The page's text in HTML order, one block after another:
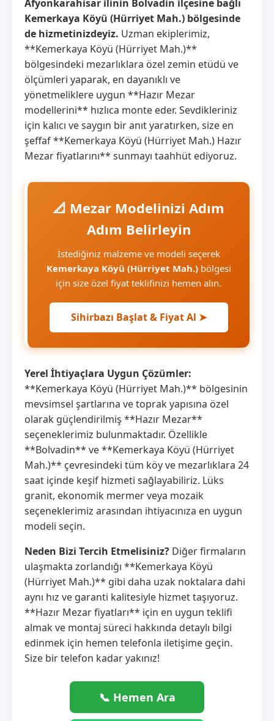
Afyonkarahisar ilinin Bolvadin ilçesine bağlı
Kemerkaya Köyü (Hürriyet Mah.) bölgesinde
de hizmetinizdeyiz. Uzman ekiplerimiz,
**Kemerkaya Köyü (Hürriyet Mah.)**
bölgesindeki mezarlıklara özel zemin etüdü ve
ölçümleri yaparak, en dayanıklı ve
yönetmeliklere uygun **Hazır Mezar
modellerini** hızlıca monte eder. Sevdikleriniz
için kalıcı ve saygın bir anıt yaratırken, size en
şeffaf **Kemerkaya Köyü (Hürriyet Mah.) Hazır
Mezar fiyatlarını** sunmayı taahhüt ediyoruz.
📐 Mezar Modelinizi Adım
Adım Belirleyin
İstediğiniz malzeme ve modeli seçerek
Kemerkaya Köyü (Hürriyet Mah.)bölgesi
için size özel fiyat teklifinizi hemen alın.
Sihirbazı Başlat & Fiyat Al ➤
Yerel İhtiyaçlara Uygun Çözümler:
**Kemerkaya Köyü (Hürriyet Mah.)** bölgesinin
mevsimsel şartlarına ve toprak yapısına özel
olarak güçlendirilmiş **Hazır Mezar**
seçeneklerimiz bulunmaktadır. Özellikle
**Bolvadin** ve **Kemerkaya Köyü (Hürriyet
Mah.)** çevresindeki tüm köy ve mezarlıklara 24
saat içinde keşif hizmeti sağlayabiliriz. Lüks
granit, ekonomik mermer veya mozaik
seçeneklerimiz arasından ihtiyacınıza en uygun
modeli seçin.
Neden Bizi Tercih Etmelisiniz? Diğer firmaların
ulaşmakta zorlandığı **Kemerkaya Köyü
(Hürriyet Mah.)** gibi daha uzak noktalara dahi
aynı hız ve garanti kalitesiyle hizmet taşıyoruz.
**Hazır Mezar fiyatları** için en uygun teklifi
almak ve montaj süreci hakkında detaylı bilgi
edinmek için hemen telefonla iletişime geçin.
Size bir telefon kadar yakınız!
📞 Hemen Ara